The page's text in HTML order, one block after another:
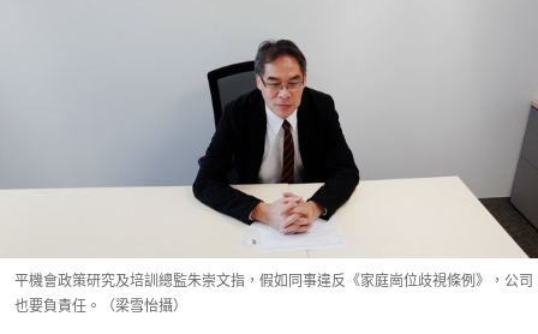
平機會政策研究及培訓總監朱崇文指，假如同事違反《家庭崗位歧視條例》，公司
也要負責任。（梁雪怡攝）